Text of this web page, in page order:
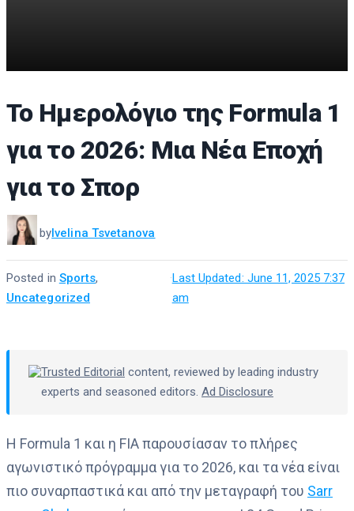
Το Ημερολόγιο της Formula 1
για το 2026: Μια Νέα Εποχή
για το Σπορ
byIvelina Tsvetanova
Last Updated: June 11, 2025 7:37
am
·
Posted in Sports,
Uncategorized
Trusted Editorial content, reviewed by leading industry
experts and seasoned editors. Ad Disclosure
Η Formula 1 και η FIA παρουσίασαν το πλήρες
αγωνιστικό πρόγραμμα για το 2026, και τα νέα είναι
πιο συναρπαστικά και από την μεταγραφή του Sarr